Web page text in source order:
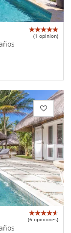
(1 opinion)
(6 opiniones)